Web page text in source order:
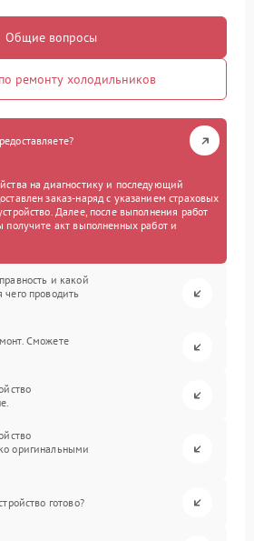
Общие вопросы
ремонту холодильников
на диагностику и последующий
заказ-наряд с указанием страховых
Далее, после выполнения работ
получите акт выполненных работ и
и какой
проводить
Сможете
оригинальными
готово?